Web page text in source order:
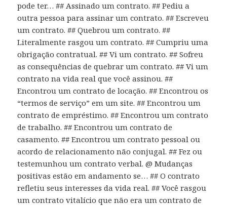
pode ter… ## Assinado um contrato. ## Pediu a
outra pessoa para assinar um contrato. ## Escreveu
um contrato. ## Quebrou um contrato. ##
Literalmente rasgou um contrato. ## Cumpriu uma
obrigação contratual. ## Vi um contrato. ## Sofreu
as consequências de quebrar um contrato. ## Vi um
contrato na vida real que você assinou. ##
Encontrou um contrato de locação. ## Encontrou os
“termos de serviço” em um site. ## Encontrou um
contrato de empréstimo. ## Encontrou um contrato
de trabalho. ## Encontrou um contrato de
casamento. ## Encontrou um contrato pessoal ou
acordo de relacionamento não conjugal. ## Fez ou
testemunhou um contrato verbal. @ Mudanças
positivas estão em andamento se… ## O contrato
refletiu seus interesses da vida real. ## Você rasgou
um contrato vitalício que não era um contrato de